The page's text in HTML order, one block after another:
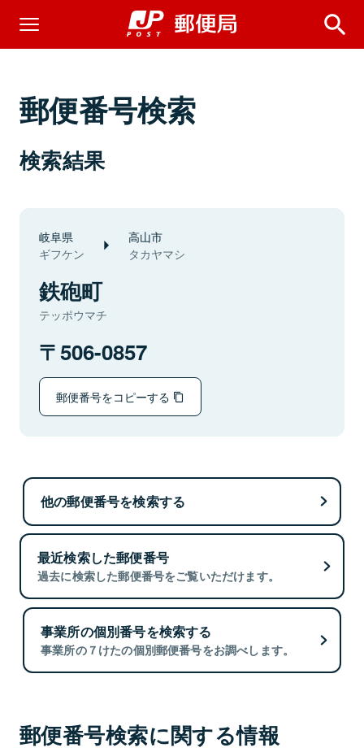
郵便番号検索
検索結果
岐阜県
ギフケン
高山市
タカヤマシ
鉄砲町
テッポウマチ
506-0857
郵便番号をコピーする
他の郵便番号を検索する
最近検索した郵便番号
過去に検索した郵便番号をご覧いただけます。
事業所の個別番号を検索する
事業所の７けたの個別郵便番号をお調べします。
郵便番号検索に関する情報